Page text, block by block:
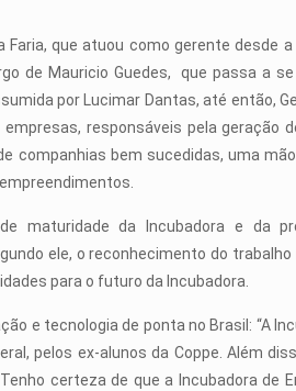
Faria, que atuou como gerente desde
de Mauricio Guedes, que passa a
por Lucimar Dantas, até então,
responsáveis pela geração
companhias bem sucedidas, uma
maturidade da Incubadora e da
ele, o reconhecimento do
para o futuro da Incubadora.
e tecnologia de ponta no Brasil: “A
pelos ex-alunos da Coppe. Além
certeza de que a Incubadora de